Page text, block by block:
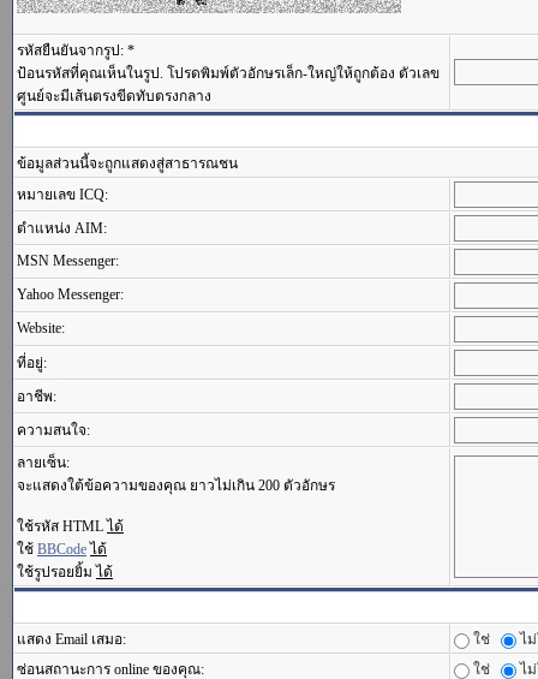
รหัสยืนยันจากรูป: *
ป้อนรหัสที่คุณเห็นในรูป. โปรดพิมพ์ตัวอักษรเล็ก-ใหญ่ให้ถูกต้อง ตัวเลข
ศูนย์จะมีเส้นตรงขีดทับตรงกลาง
ข้อมูลส่วนนี้จะถูกแสดงสู่สาธารณชน
หมายเลข ICQ:
ตำแหน่ง AIM:
MSN Messenger:
Yahoo Messenger:
Website:
ที่อยู่:
อาชีพ:
ความสนใจ:
ลายเซ็น:
จะแสดงใต้ข้อความของคุณ ยาวไม่เกิน 200 ตัวอักษร
ใช้รหัส HTML ได้
ใช้ BBCode ได้
ใช้รูปรอยยิ้ม ได้
แสดง Email เสมอ: ใช่
ไ
ซ่อนสถานะการ online ของคุณ:
ใช่
ไ